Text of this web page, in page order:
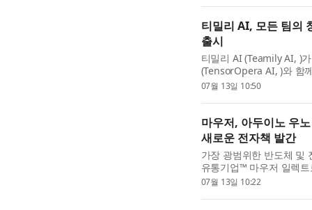
티밀리 AI, 모든 팀의
출시
티밀리 AI (Teamily AI, )
(TensorOpera AI, )와 함
품 스택인 ‘휴먼+AI 소셜
07월 13일 10:50
마우저, 아두이노 우
새로운 전자책 발간
가장 광범위한 반도체 및
유통기업™ 마우저 일렉
협력해 ‘블링크에서 스마
07월 13일 10:22